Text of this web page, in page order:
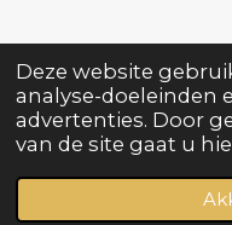
Deze website
analyse-doeleinden
advertenties. Door
van de site gaat u